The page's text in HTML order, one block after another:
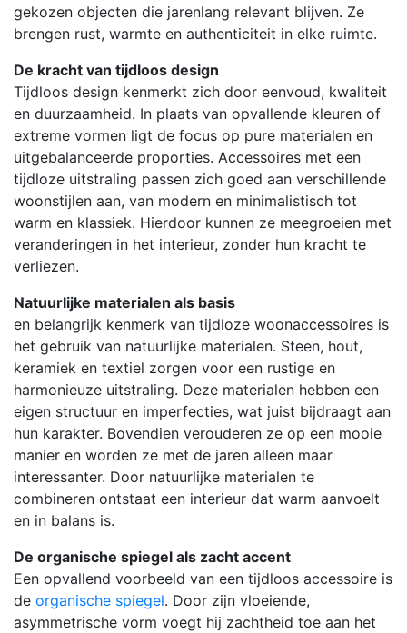
gekozen objecten die jarenlang relevant blijven. Ze
brengen rust, warmte en authenticiteit in elke ruimte.
De kracht van tijdloos design
Tijdloos design kenmerkt zich door eenvoud, kwaliteit
en duurzaamheid. In plaats van opvallende kleuren of
extreme vormen ligt de focus op pure materialen en
uitgebalanceerde proporties. Accessoires met een
tijdloze uitstraling passen zich goed aan verschillende
woonstijlen aan, van modern en minimalistisch tot
warm en klassiek. Hierdoor kunnen ze meegroeien met
veranderingen in het interieur, zonder hun kracht te
verliezen.
Natuurlijke materialen als basis
en belangrijk kenmerk van tijdloze woonaccessoires is
het gebruik van natuurlijke materialen. Steen, hout,
keramiek en textiel zorgen voor een rustige en
harmonieuze uitstraling. Deze materialen hebben een
eigen structuur en imperfecties, wat juist bijdraagt aan
hun karakter. Bovendien verouderen ze op een mooie
manier en worden ze met de jaren alleen maar
interessanter. Door natuurlijke materialen te
combineren ontstaat een interieur dat warm aanvoelt
en in balans is.
De organische spiegel als zacht accent
Een opvallend voorbeeld van een tijdloos accessoire is
de organische spiegel. Door zijn vloeiende,
asymmetrische vorm voegt hij zachtheid toe aan het